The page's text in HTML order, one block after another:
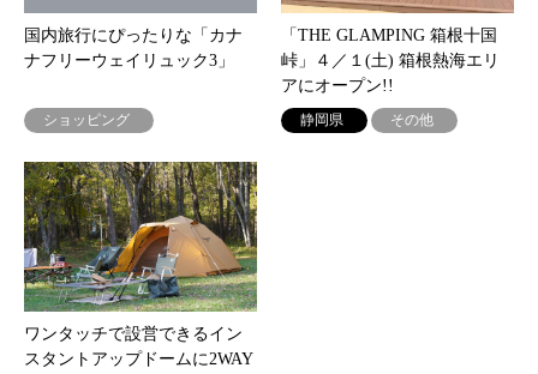
国内旅行にぴったりな「カナ
ナフリーウェイリュック3」
ショッピング
「THE GLAMPING 箱根十国
峠」４／１(土) 箱根熱海エリ
アにオープン!!
静岡県 その他
ワンタッチで設営できるイン
スタントアップドームに2WAY